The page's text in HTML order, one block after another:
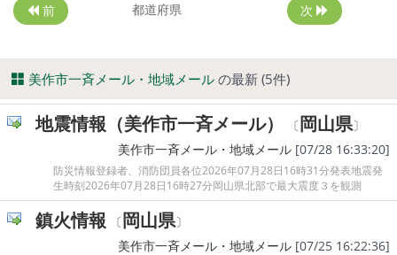
前 都道府県 次
美作市一斉メール・地域メール の最新 (5件)
地震情報（美作市一斉メール） 〔岡山県〕
美作市一斉メール・地域メール [07/28 16:33:20]
防災情報登録者、消防団員各位2026年07月28日16時31分発表地震発
生時刻2026年07月28日16時27分岡山県北部で最大震度３を観測
鎮火情報 〔岡山県〕
美作市一斉メール・地域メール [07/25 16:22:36]